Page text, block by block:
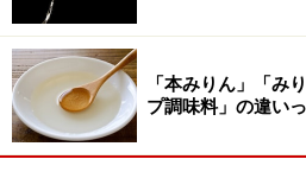
も、食欲がない状態が2週間以
ような場合は、健康診断などで
受診を考えることも大切です。
「本みりん」「み
プ調味料」の違い